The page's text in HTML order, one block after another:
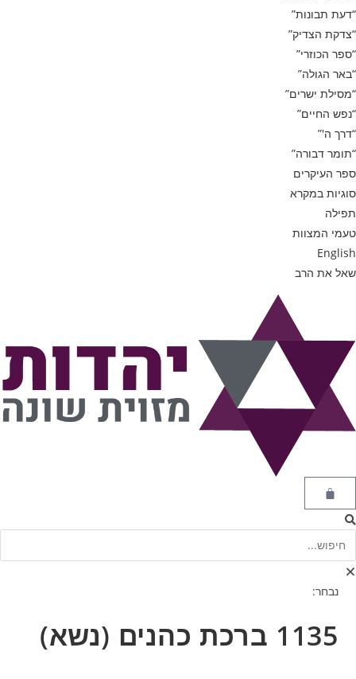
“דעת תבונות”
“צדקת הצדיק”
“ספר הכוזרי”
“באר הגולה”
“מסילת ישרים”
“נפש החיים”
“דרך ה'”
“תומר דבורה”
ספר העיקרים
סוגיות במקרא
תפילה
טעמי המצוות
English
שאל את הרב
נבחר:
1135 ברכת כהנים (נשא)